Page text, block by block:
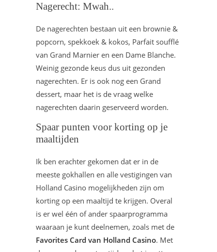
Nagerecht: Mwah..
De nagerechten bestaan uit een brownie &
popcorn, spekkoek & kokos, Parfait soufflé
van Grand Marnier en een Dame Blanche.
Weinig gezonde keus dus uit gezonden
nagerechten. Er is ook nog een Grand
dessert, maar het is de vraag welke
nagerechten daarin geserveerd worden.
Spaar punten voor korting op je
maaltijden
Ik ben erachter gekomen dat er in de
meeste gokhallen en alle vestigingen van
Holland Casino mogelijkheden zijn om
korting op een maaltijd te krijgen. Overal
is er wel één of ander spaarprogramma
waaraan je kunt deelnemen, zoals met de
Favorites Card van Holland Casino. Met